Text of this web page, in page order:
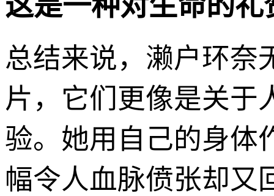
总结来说，濑户环奈
片，它们更像是关于
验。她用自己的身体
幅令人血脉偾张却又